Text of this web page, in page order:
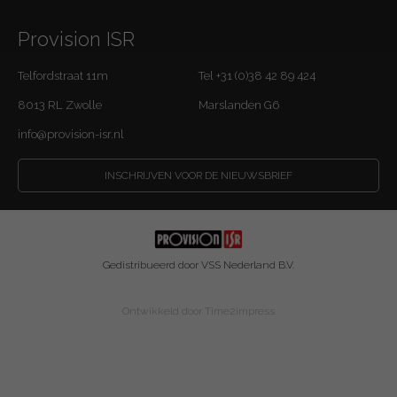
Provision ISR
Telfordstraat 11m Tel +31 (0)38 42 89 424
8013 RL Zwolle Marslanden G6
info@provision-isr.nl
INSCHRIJVEN VOOR DE NIEUWSBRIEF
Gedistribueerd door VSS Nederland B.V.
Ontwikkeld door Time2impress